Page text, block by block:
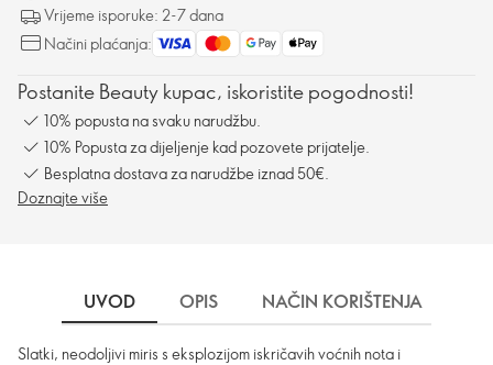
Vrijeme isporuke: 2-7 dana
Načini plaćanja:
Postanite Beauty kupac, iskoristite pogodnosti!
10% popusta na svaku narudžbu.
10% Popusta za dijeljenje kad pozovete prijatelje.
Besplatna dostava za narudžbe iznad 50€.
Doznajte više
UVOD OPIS NAČIN KORIŠTENJA
Slatki, neodoljivi miris s eksplozijom iskričavih voćnih nota i